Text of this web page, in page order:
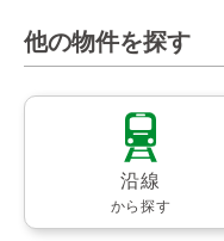
他の物件を探す
沿線
から探す